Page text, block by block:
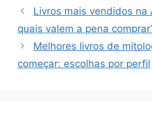
Livros mais vendidos na
quais valem a pena
Melhores livros de
começar: escolhas por perfil